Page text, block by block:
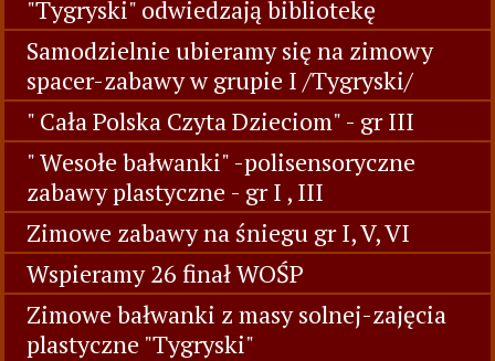
"Tygryski" odwiedzają bibliotekę
Samodzielnie ubieramy się na zimowy
spacer-zabawy w grupie I /Tygryski/
" Cała Polska Czyta Dzieciom" - gr III
" Wesołe bałwanki" -polisensoryczne
zabawy plastyczne - gr I , III
Zimowe zabawy na śniegu gr I, V, VI
Wspieramy 26 finał WOŚP
Zimowe bałwanki z masy solnej-zajęcia
plastyczne "Tygryski"